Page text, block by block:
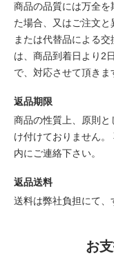
商品の品質には万全
た場合、又はご注文
または代替品による
は、商品到着日より2
で、対応させて頂きま
返品期限
商品の性質上、原則
け付けておりません
内にご連絡下さい。
返品送料
送料は弊社負担にて、
お